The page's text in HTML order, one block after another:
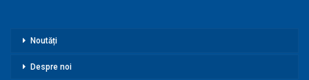
Noutăți
Despre noi